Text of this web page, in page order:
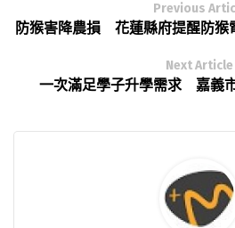
Previous
防猴害降農損 花蓮縣府提醒防猴
Next Article
一次滿足學子升學需求 嘉義